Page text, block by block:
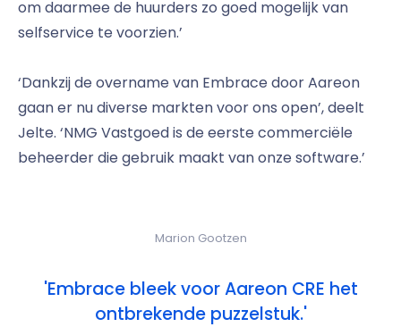
om daarmee de huurders zo goed mogelijk van
selfservice te voorzien.’
‘Dankzij de overname van Embrace door Aareon
gaan er nu diverse markten voor ons open’, deelt
Jelte. ‘NMG Vastgoed is de eerste commerciële
beheerder die gebruik maakt van onze software.’
Marion Gootzen
'Embrace bleek voor Aareon CRE het
ontbrekende puzzelstuk.'